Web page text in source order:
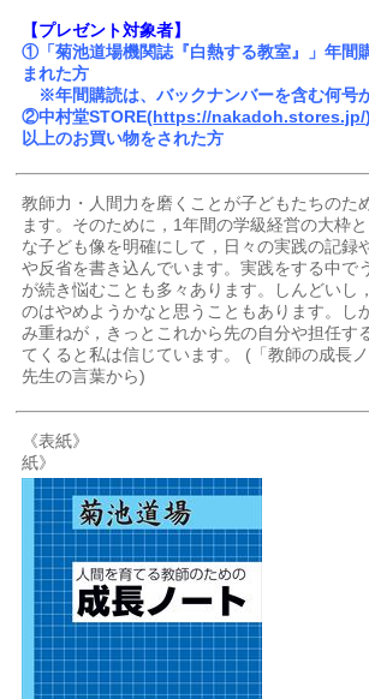
【プレゼント対象者】
①「菊池道場機関誌『白熱する教室』」年間
まれた方
※年間購読は、バックナンバーを含む何号
②中村堂STORE(https://nakadoh.stores.jp/
以上のお買い物をされた方
教師力・人間力を磨くことが子どもたちのた
ます。そのために，1年間の学級経営の大枠
な子ども像を明確にして，日々の実践の記録
や反省を書き込んでいます。実践をする中で
が続き悩むことも多々あります。しんどいし
のはやめようかなと思うこともあります。し
み重ねが，きっとこれから先の自分や担任す
てくると私は信じています。 (「教師の成長
先生の言葉から)
《表紙》 《
紙》